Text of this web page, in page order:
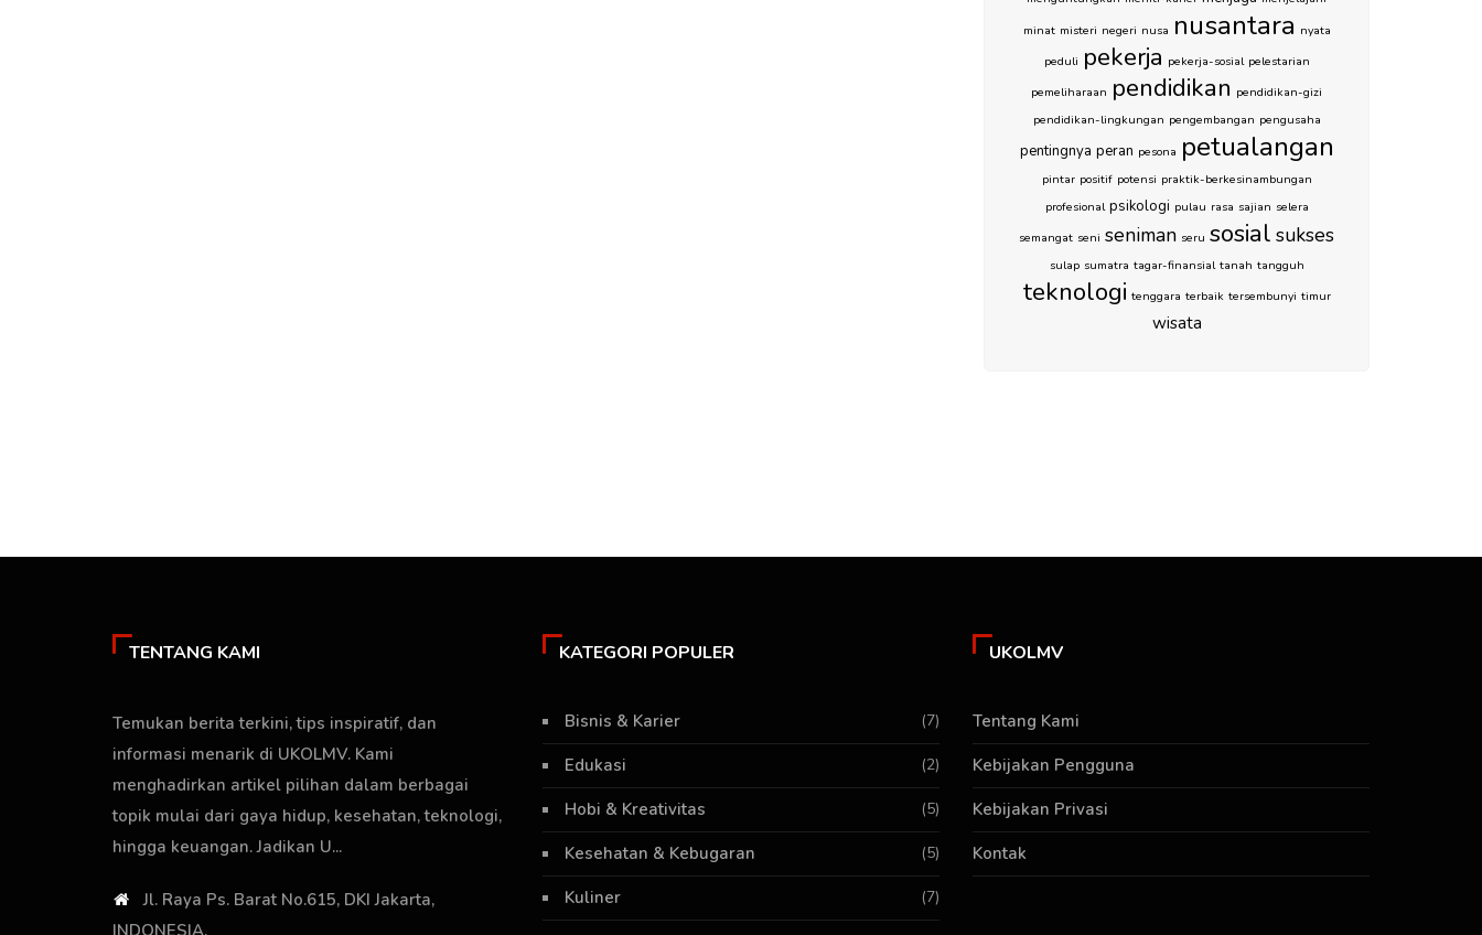
minat misteri negeri nusa nusantara nyata
peduli pekerja pekerja-sosial pelestarian
pemeliharaan pendidikan pendidikan-gizi
pendidikan-lingkungan pengembangan pengusaha
pentingnya peran pesona petualangan
pintar positif potensi praktik-berkesinambungan
profesional psikologi pulau rasa sajian selera
semangat seni seniman seru sosial sukses
sulap sumatra tagar-finansial tanah tangguh
teknologi tenggara terbaik tersembunyi timur
wisata
TENTANG KAMI
Temukan berita terkini, tips inspiratif, dan
informasi menarik di UKOLMV. Kami
menghadirkan artikel pilihan dalam berbagai
topik mulai dari gaya hidup, kesehatan, teknologi,
hingga keuangan. Jadikan U...
Jl. Raya Ps. Barat No.615, DKI Jakarta,
INDONESIA.
KATEGORI POPULER
Bisnis & Karier (7)
Edukasi (2)
Hobi & Kreativitas (5)
Kesehatan & Kebugaran (5)
Kuliner (7)
UKOLMV
Tentang Kami
Kebijakan Pengguna
Kebijakan Privasi
Kontak